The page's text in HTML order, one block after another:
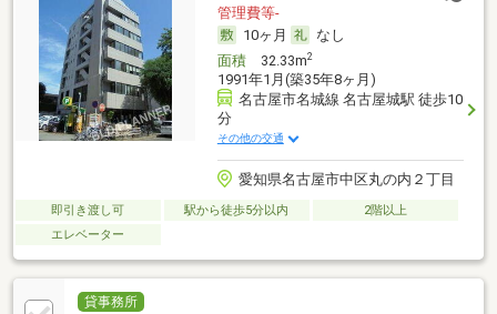
管理費等-
10ヶ月
なし
面積32.33m2
1991年1月(築35年8ヶ月)
名古屋市名城線 名古屋城駅 徒歩10
分
その他の交通
愛知県名古屋市中区丸の内２丁目
即引き渡し可 駅から徒歩5分以内
2階以上
エレベーター
貸事務所